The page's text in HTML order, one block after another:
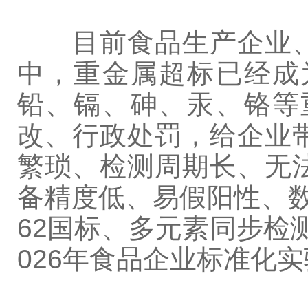
目前食品生产企业
中，重金属超标已经
铅、镉、砷、汞、铬
改、行政处罚，给企业
繁琐、检测周期长、无
备精度低、易假阳性、
62国标、多元素同步检
026年食品企业标准化